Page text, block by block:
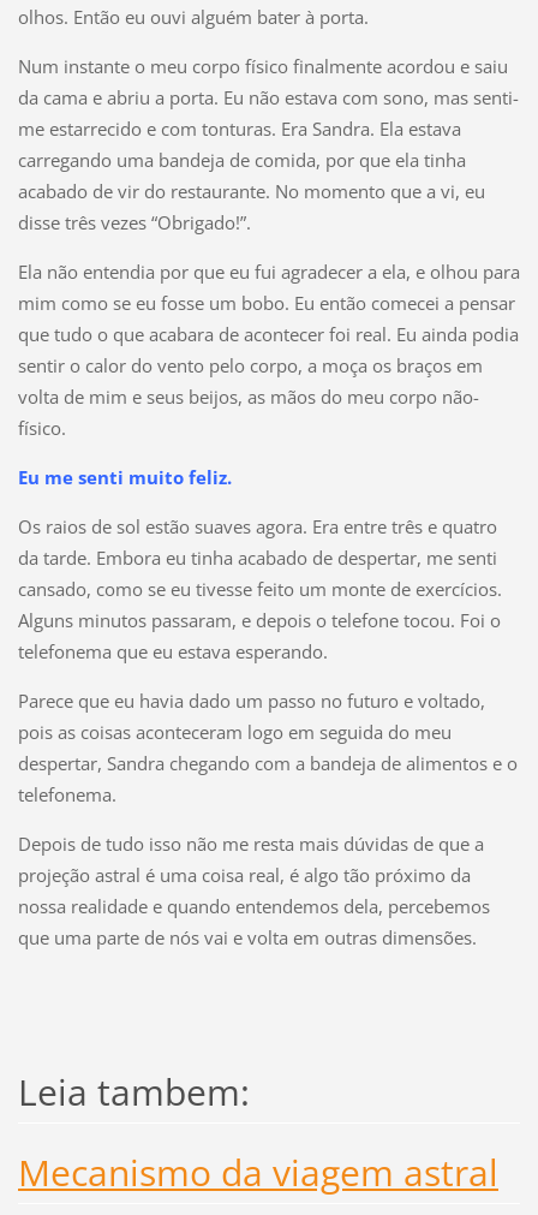
olhos. Então eu ouvi alguém bater à porta.
Num instante o meu corpo físico finalmente acordou e saiu
da cama e abriu a porta. Eu não estava com sono, mas senti-
me estarrecido e com tonturas. Era Sandra. Ela estava
carregando uma bandeja de comida, por que ela tinha
acabado de vir do restaurante. No momento que a vi, eu
disse três vezes “Obrigado!”.
Ela não entendia por que eu fui agradecer a ela, e olhou para
mim como se eu fosse um bobo. Eu então comecei a pensar
que tudo o que acabara de acontecer foi real. Eu ainda podia
sentir o calor do vento pelo corpo, a moça os braços em
volta de mim e seus beijos, as mãos do meu corpo não-
físico.
Eu me senti muito feliz.
Os raios de sol estão suaves agora. Era entre três e quatro
da tarde. Embora eu tinha acabado de despertar, me senti
cansado, como se eu tivesse feito um monte de exercícios.
Alguns minutos passaram, e depois o telefone tocou. Foi o
telefonema que eu estava esperando.
Parece que eu havia dado um passo no futuro e voltado,
pois as coisas aconteceram logo em seguida do meu
despertar, Sandra chegando com a bandeja de alimentos e o
telefonema.
Depois de tudo isso não me resta mais dúvidas de que a
projeção astral é uma coisa real, é algo tão próximo da
nossa realidade e quando entendemos dela, percebemos
que uma parte de nós vai e volta em outras dimensões.
Leia tambem:
Mecanismo da viagem astral